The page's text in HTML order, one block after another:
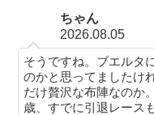
ちゃん
2026.08.05
そうですね。ブエルタ
のかと思ってましたけ
だけ贅沢な布陣なのか
歳、すでに引退レース